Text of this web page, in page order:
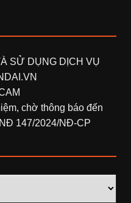
SỬ DỤNG DỊCH VỤ
chờ thông báo đến
147/2024/NĐ-CP